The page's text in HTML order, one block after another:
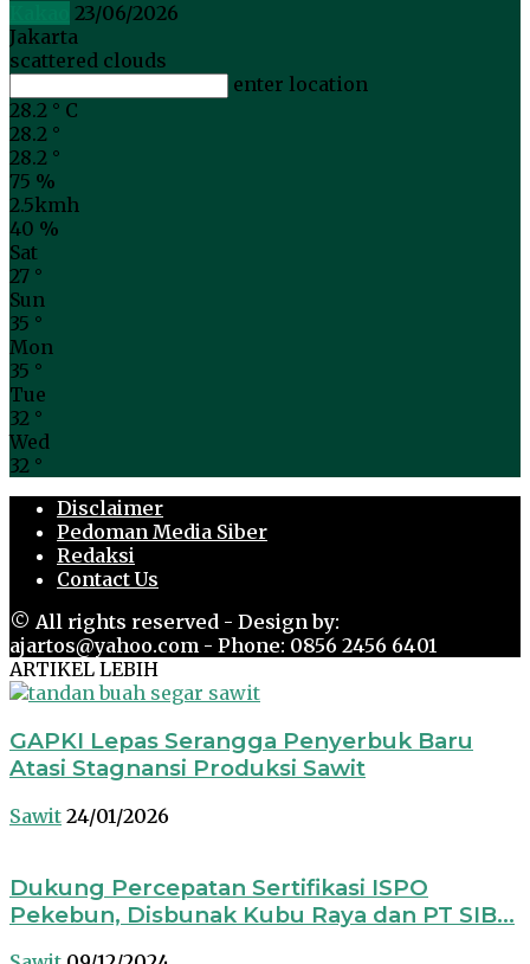
23/06/2026
Jakarta
scattered clouds
enter location
28.2 ° C
28.2 °
28.2 °
75 %
2.5kmh
40 %
Sat
27 °
Sun
35 °
Mon
35 °
Tue
32 °
Wed
32 °
Disclaimer
Pedoman Media Siber
Redaksi
Contact Us
© All rights reserved - Design by:
ajartos@yahoo.com - Phone: 0856 2456 6401
ARTIKEL LEBIH
GAPKI Lepas Serangga Penyerbuk Baru
Atasi Stagnansi Produksi Sawit
Sawit 24/01/2026
Dukung Percepatan Sertifikasi ISPO
Pekebun, Disbunak Kubu Raya dan PT SIB...